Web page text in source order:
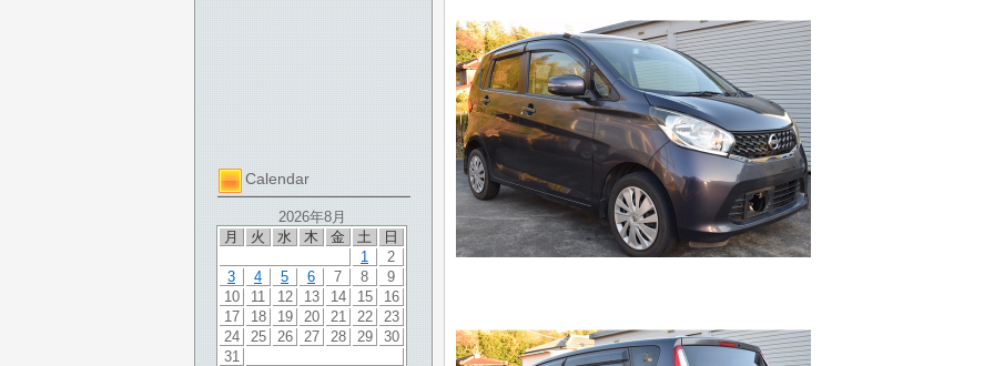
Calendar
2026年8月
月
火 水 木 金 土 日
1
2
3
4 5 6 7 8
9
10
11 12 13 14 15
16
17
18 19 20 21 22
23
24
25 26 27 28 29
30
31